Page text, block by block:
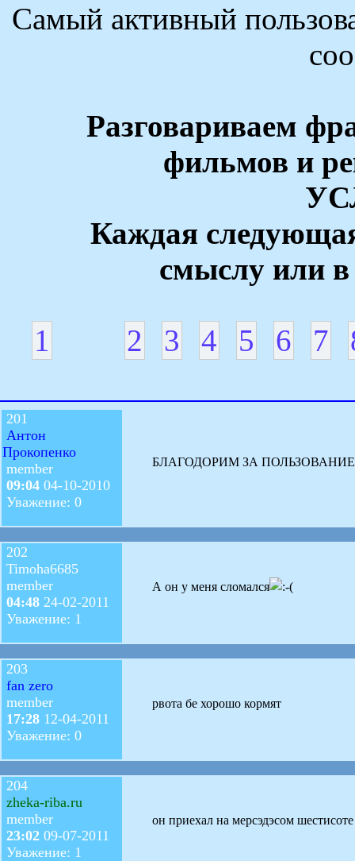
Самый активный
Разговариваем
фильмов и
Каждая
смыслу или
1 2 3 4 5 6 7
201
Антон
Прокопенко
member
09:04 04-10-2010
Уважение: 0
БЛАГОДОРИМ ЗА
202
Timoha6685
member
04:48 24-02-2011
Уважение: 1
А он у меня сломался
203
fan zero
member
17:28 12-04-2011
Уважение: 0
рвота бе хорошо кормят
204
zheka-riba.ru
member
23:02 09-07-2011
Уважение: 1
он приехал на мерсэдэсом